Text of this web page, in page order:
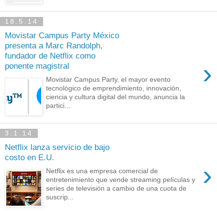
18.5.14
Movistar Campus Party México
presenta a Marc Randolph,
fundador de Netflix como
ponente magistral
›
Movistar Campus Party, el mayor evento
tecnológico de emprendimiento, innovación,
ciencia y cultura digital del mundo, anuncia la
partici...
3.1.14
Netflix lanza servicio de bajo
costo en E.U.
›
Netflix es una empresa comercial de
entretenimiento que vende streaming películas y
series de televisión a cambio de una cuota de
suscrip...